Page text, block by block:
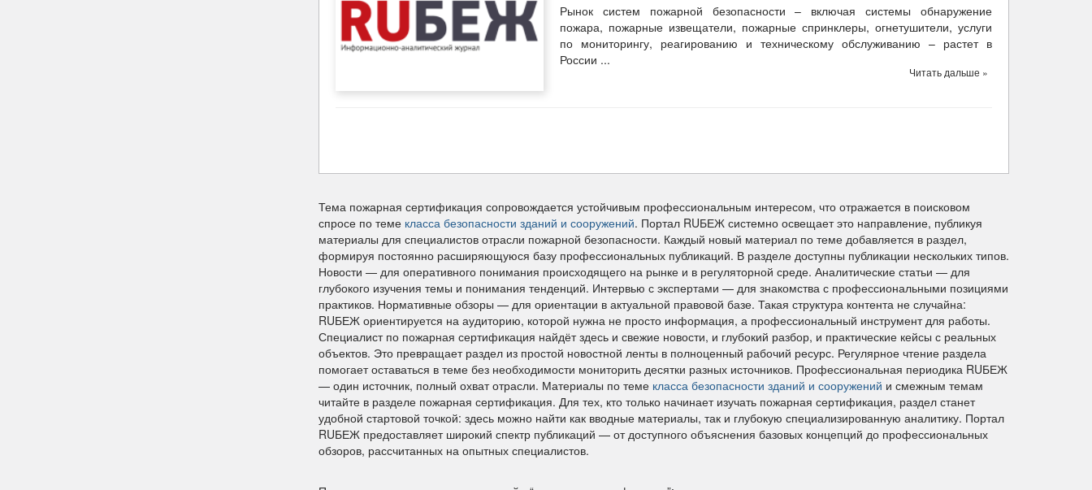
Рынок систем пожарной безопасности – включая системы обнаружение
пожара, пожарные извещатели, пожарные спринклеры, огнетушители, услуги
по мониторингу, реагированию и техническому обслуживанию – растет в
России ...
Читать дальше »
Тема пожарная сертификация сопровождается устойчивым профессиональным интересом, что отражается в поисковом
спросе по теме класса безопасности зданий и сооружений. Портал RUБЕЖ системно освещает это направление, публикуя
материалы для специалистов отрасли пожарной безопасности. Каждый новый материал по теме добавляется в раздел,
формируя постоянно расширяющуюся базу профессиональных публикаций. В разделе доступны публикации нескольких типов.
Новости — для оперативного понимания происходящего на рынке и в регуляторной среде. Аналитические статьи — для
глубокого изучения темы и понимания тенденций. Интервью с экспертами — для знакомства с профессиональными позициями
практиков. Нормативные обзоры — для ориентации в актуальной правовой базе. Такая структура контента не случайна:
RUБЕЖ ориентируется на аудиторию, которой нужна не просто информация, а профессиональный инструмент для работы.
Специалист по пожарная сертификация найдёт здесь и свежие новости, и глубокий разбор, и практические кейсы с реальных
объектов. Это превращает раздел из простой новостной ленты в полноценный рабочий ресурс. Регулярное чтение раздела
помогает оставаться в теме без необходимости мониторить десятки разных источников. Профессиональная периодика RUБЕЖ
— один источник, полный охват отрасли. Материалы по теме класса безопасности зданий и сооружений и смежным темам
читайте в разделе пожарная сертификация. Для тех, кто только начинает изучать пожарная сертификация, раздел станет
удобной стартовой точкой: здесь можно найти как вводные материалы, так и глубокую специализированную аналитику. Портал
RUБЕЖ предоставляет широкий спектр публикаций — от доступного объяснения базовых концепций до профессиональных
обзоров, рассчитанных на опытных специалистов.